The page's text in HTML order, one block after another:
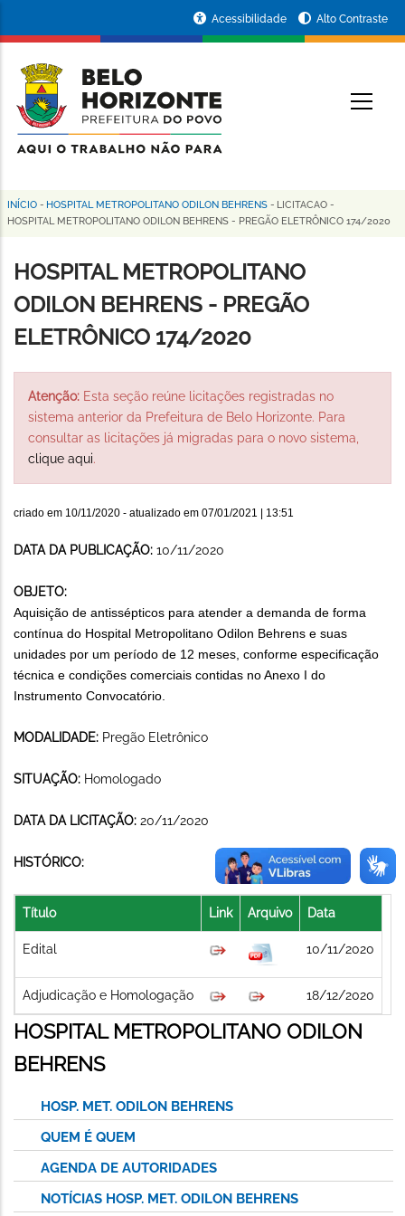
conteúdo
principal
da
Prefeitura
de
Horizonte
Acessibilidade Alto Contraste
Trilha
navegação
INÍCIO - HOSPITAL METROPOLITANO ODILON BEHRENS - LICITACAO -
HOSPITAL METROPOLITANO ODILON BEHRENS - PREGÃO ELETRÔNICO 174/2020
HOSPITAL METROPOLITANO
ODILON BEHRENS - PREGÃO
ELETRÔNICO 174/2020
Atenção: Esta seção reúne licitações registradas no
sistema anterior da Prefeitura de Belo Horizonte. Para
consultar as licitações já migradas para o novo sistema,
clique aqui.
criado em 10/11/2020 - atualizado em 07/01/2021 | 13:51
DATA DA PUBLICAÇÃO: 10/11/2020
OBJETO:
Aquisição de antissépticos para atender a demanda de forma
contínua do Hospital Metropolitano Odilon Behrens e suas
unidades por um período de 12 meses, conforme especificação
técnica e condições comerciais contidas no Anexo I do
Instrumento Convocatório.
MODALIDADE: Pregão Eletrônico
SITUAÇÃO: Homologado
DATA DA LICITAÇÃO: 20/11/2020
HISTÓRICO:
Título Link Arquivo Data
Edital 10/11/2020
Adjudicação e Homologação 18/12/2020
HOSPITAL METROPOLITANO ODILON
BEHRENS
HOSP. MET. ODILON BEHRENS
QUEM É QUEM
AGENDA DE AUTORIDADES
NOTÍCIAS HOSP. MET. ODILON BEHRENS